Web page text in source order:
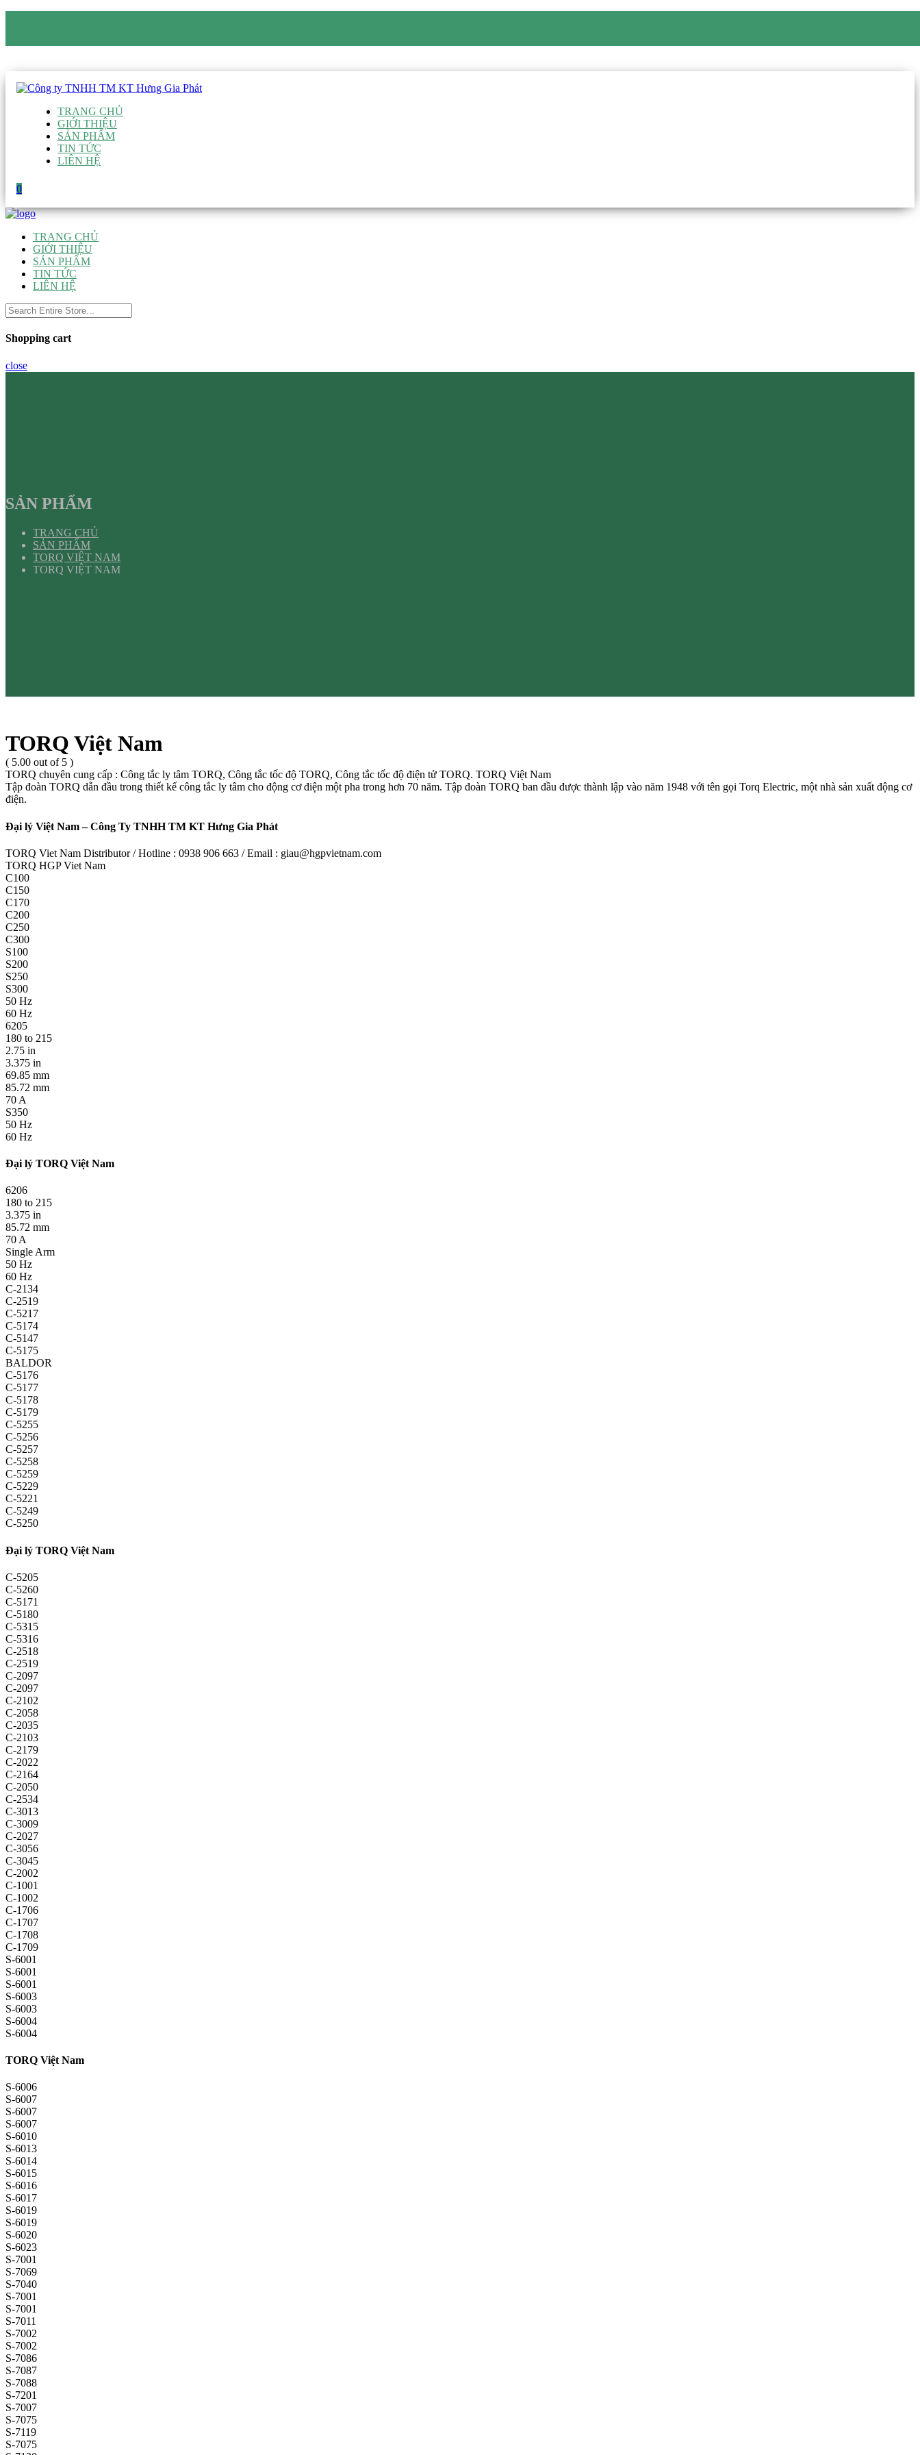
TRANG CHỦ
GIỚI THIỆU
SẢN PHẨM
TIN TỨC
LIÊN HỆ
0
TRANG CHỦ
GIỚI THIỆU
SẢN PHẨM
TIN TỨC
LIÊN HỆ
Shopping cart
close
SẢN PHẨM
TRANG CHỦ
SẢN PHẨM
TORQ VIỆT NAM
TORQ VIỆT NAM
TORQ Việt Nam
( 5.00 out of 5 )
TORQ chuyên cung cấp : Công tắc ly tâm TORQ, Công tắc tốc độ TORQ, Công tắc tốc độ điện tử TORQ. TORQ Việt Nam
Tập đoàn TORQ dẫn đầu trong thiết kế công tắc ly tâm cho động cơ điện một pha trong hơn 70 năm. Tập đoàn TORQ ban đầu được thành lập vào năm 1948 với tên gọi Torq Electric, một nhà sản xuất động cơ
điện.
Đại lý Việt Nam – Công Ty TNHH TM KT Hưng Gia Phát
TORQ Viet Nam Distributor / Hotline : 0938 906 663 / Email : giau@hgpvietnam.com
TORQ HGP Viet Nam
C100
C150
C170
C200
C250
C300
S100
S200
S250
S300
50 Hz
60 Hz
6205
180 to 215
2.75 in
3.375 in
69.85 mm
85.72 mm
70 A
S350
50 Hz
60 Hz
Đại lý TORQ Việt Nam
6206
180 to 215
3.375 in
85.72 mm
70 A
Single Arm
50 Hz
60 Hz
C-2134
C-2519
C-5217
C-5174
C-5147
C-5175
BALDOR
C-5176
C-5177
C-5178
C-5179
C-5255
C-5256
C-5257
C-5258
C-5259
C-5229
C-5221
C-5249
C-5250
Đại lý TORQ Việt Nam
C-5205
C-5260
C-5171
C-5180
C-5315
C-5316
C-2518
C-2519
C-2097
C-2097
C-2102
C-2058
C-2035
C-2103
C-2179
C-2022
C-2164
C-2050
C-2534
C-3013
C-3009
C-2027
C-3056
C-3045
C-2002
C-1001
C-1002
C-1706
C-1707
C-1708
C-1709
S-6001
S-6001
S-6001
S-6003
S-6003
S-6004
S-6004
TORQ Việt Nam
S-6006
S-6007
S-6007
S-6007
S-6010
S-6013
S-6014
S-6015
S-6016
S-6017
S-6019
S-6019
S-6020
S-6023
S-7001
S-7069
S-7040
S-7001
S-7001
S-7011
S-7002
S-7002
S-7086
S-7087
S-7088
S-7201
S-7007
S-7075
S-7119
S-7075